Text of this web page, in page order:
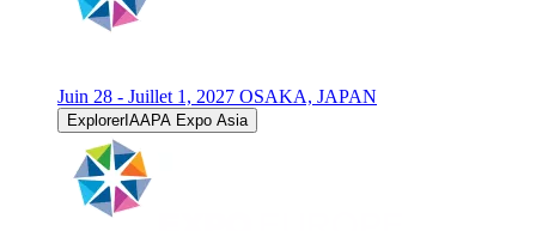
Juin 28 - Juillet 1, 2027 OSAKA, JAPAN
ExplorerIAAPA Expo Asia